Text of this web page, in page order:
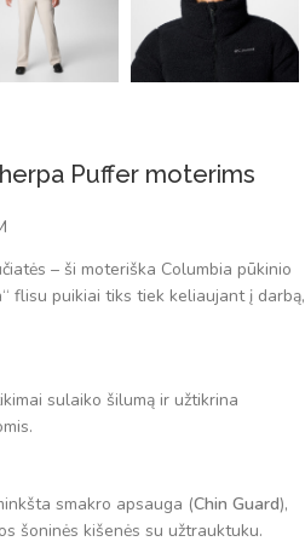
Puffer moterims
– ši moteriška Columbia pūkinio
flisu puikiai tiks tiek keliaujant į darbą,
sulaiko šilumą ir užtikrina
smakro apsauga (Chin Guard),
šoninės kišenės su užtrauktuku.